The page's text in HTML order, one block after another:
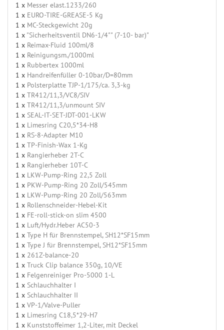
1 x Messer elast.1233/260
1 x EURO-TIRE-GREASE-5 Kg
1 x MC-Steckgewicht 20g
1 x "Sicherheitsventil DN6-1/4"" (7-10- bar)"
1 x Reimax-Fluid 100ml/8
1 x Reinigungsm./1000ml
1 x Rubbertex 1000ml
1 x Handreifenfüller 0-10bar/D=80mm
1 x Polsterplatte TJP-1/175/ca. 3,3-kg
1 x TR412/11,3/VC8/SIV
1 x TR412/11,3/unmount SIV
1 x SEAL-IT-SET-JDT-001-LKW
1 x Limesring C20,5*34-H8
1 x RS-8-Adapter M10
1 x TP-Finish-Wax 1-Kg
1 x Rangierheber 2T-C
1 x Rangierheber 10T-C
1 x LKW-Pump-Ring 22,5 Zoll
1 x PKW-Pump-Ring 20 Zoll/545mm
1 x LKW-Pump-Ring 20 Zoll/563mm
1 x Rollenschneider-Hebel-Kit
1 x FE-roll-stick-on slim 4500
1 x Luft/Hydr.Heber AC50-3
1 x Type H für Brennstempel, SH12*SF15mm
1 x Type J für Brennstempel, SH12*SF15mm
1 x 261Z-balance-20
1 x Truck Clip balance 350g, 10/VE
1 x Felgenreiniger Pro-5000 1-L
1 x Schlauchhalter I
1 x Schlauchhalter II
1 x VP-1/Valve-Puller
1 x Limesring C18,5*29-H7
1 x Kunststoffeimer 1,2-Liter, mit Deckel